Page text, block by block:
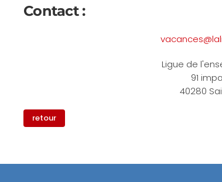
Contact :
Ligue de
91
40280
retour